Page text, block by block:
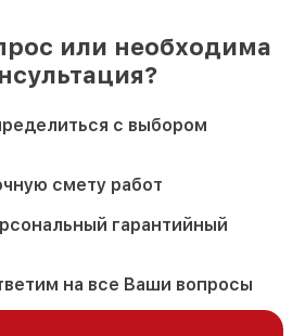
или необходима
с выбором
смету работ
гарантийный
на все Ваши вопросы